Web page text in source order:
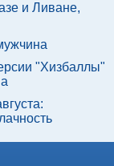
и Ливане,
"Хизбаллы"